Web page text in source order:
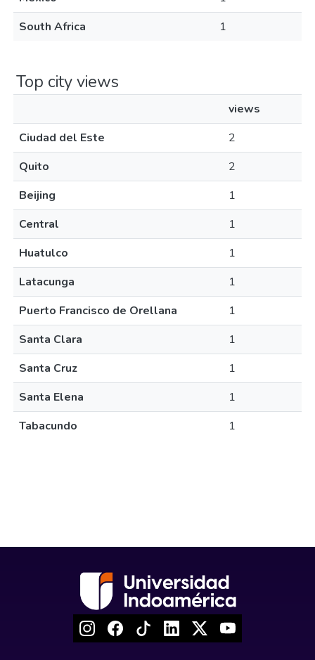
South Africa
1
Top city views
views
Ciudad del Este
2
Quito
2
Beijing
1
Central
1
Huatulco
1
Latacunga
1
Puerto Francisco de Orellana
1
Santa Clara
1
Santa Cruz
1
Santa Elena
1
Tabacundo
1